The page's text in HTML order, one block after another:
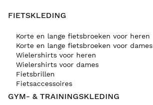
FIETSKLEDING
Korte en lange fietsbroeken voor heren
Korte en lange fietsbroeken voor dames
Wielershirts voor heren
Wielershirts voor dames
Fietsbrillen
Fietsaccessoires
GYM- & TRAININGSKLEDING